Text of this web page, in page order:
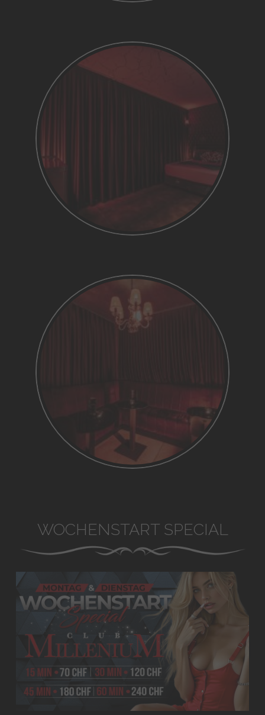
WOCHENSTART SPECIAL